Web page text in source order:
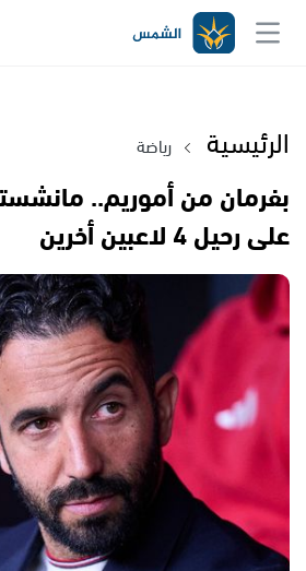
الرئيسية رياضة
بفرمان من أموريم..
على رحيل 4 لاعبين أخرين